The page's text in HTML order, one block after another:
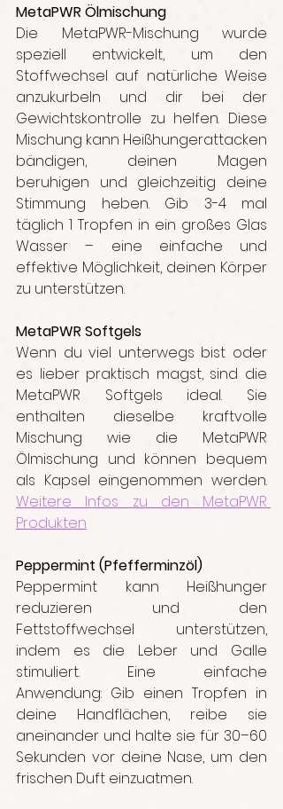
MetaPWR Ölmischung
Die MetaPWR-Mischung wurde
speziell entwickelt, um den
Stoffwechsel auf natürliche Weise
anzukurbeln und dir bei der
Gewichtskontrolle zu helfen. Diese
Mischung kann Heißhungerattacken
bändigen, deinen Magen
beruhigen und gleichzeitig deine
Stimmung heben. Gib 3-4 mal
täglich 1 Tropfen in ein großes Glas
Wasser – eine einfache und
effektive Möglichkeit, deinen Körper
zu unterstützen.
MetaPWR Softgels
Wenn du viel unterwegs bist oder
es lieber praktisch magst, sind die
MetaPWR Softgels ideal. Sie
enthalten dieselbe kraftvolle
Mischung wie die MetaPWR
Ölmischung und können bequem
Weitere Infos zu den MetaPWR
Produkten
Peppermint (Pfefferminzöl)
Peppermint kann Heißhunger
reduzieren und den
Fettstoffwechsel unterstützen,
indem es die Leber und Galle
stimuliert. Eine einfache
Anwendung: Gib einen Tropfen in
deine Handflächen, reibe sie
aneinander und halte sie für 30–60
Sekunden vor deine Nase, um den
frischen Duft einzuatmen.